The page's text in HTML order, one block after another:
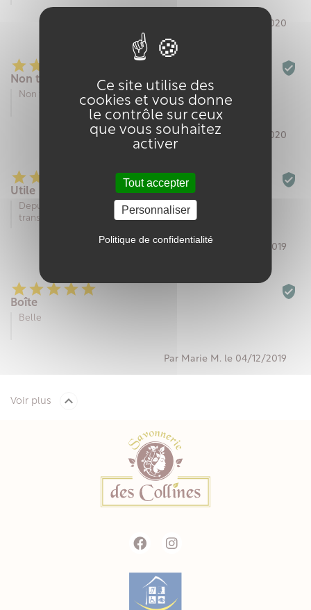
Ce site utilise des
cookies et vous donne
le contrôle sur ceux
que vous souhaitez
activer
Tout accepter
Personnaliser
Politique de confidentialité
Par Chantal L. le 07/12/2020

Non testé encore
Non testé encore

Par Cecile C. le 04/07/2020

Utile
Depuis le temps qu’il me fallait une petite boîte pour
transporter mon savon en voyage.

Par Marion L. le 16/12/2019

Boîte
Belle

Par Marie M. le 04/12/2019
Voir plus 